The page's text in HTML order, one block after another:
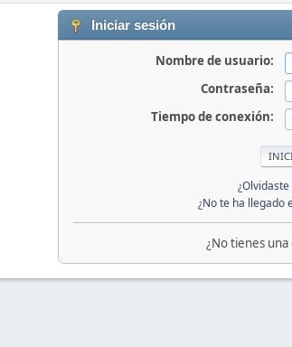
Iniciar sesión
Nombre de usuario:
Contraseña:
Tiempo de conexión:
¿No te ha llegado
¿No tienes una